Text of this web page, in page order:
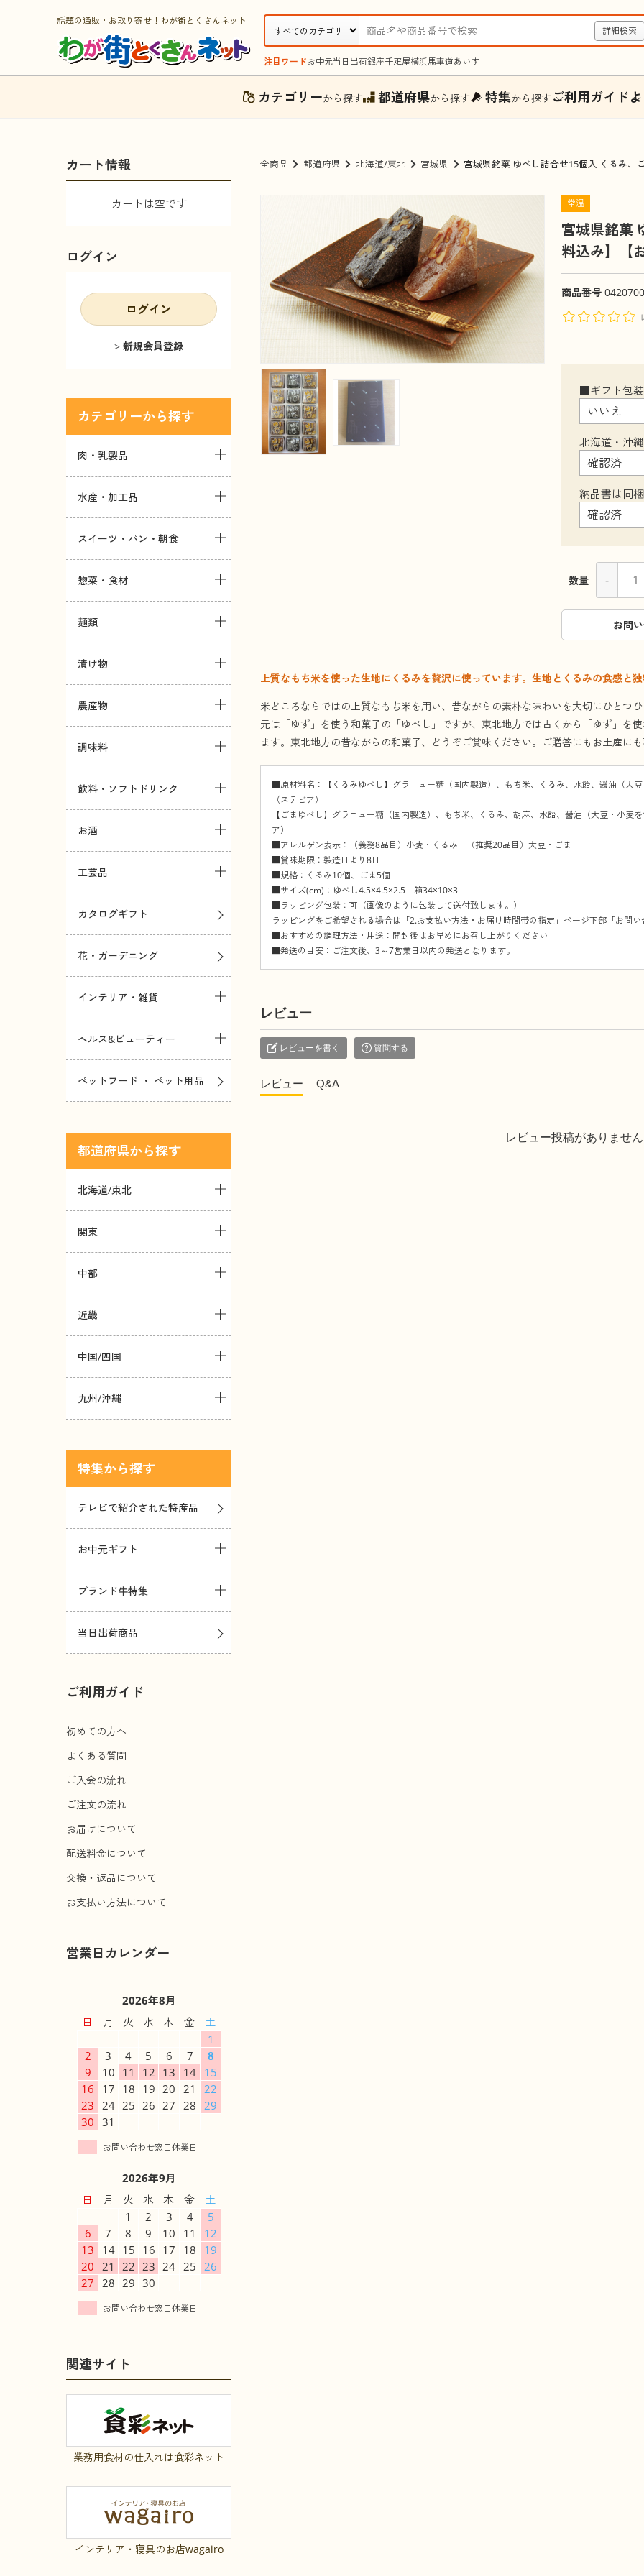
話題の通販・お取り寄せ！わが街とくさんネット
詳細検索
注目ワードお中元当日出荷銀座千疋屋横浜馬車道あいす
カテゴリーから探す 都道府県から探す 特集から探す ご利用ガイド
全商品 都道府県 北海道/東北 宮城県 宮城県銘菓 ゆべし詰合せ15個入 くるみ、
常温
宮城県銘菓
料込み】【
商品番号
■ギフト包
北海道・沖
納品書は同
数量 -
お問
上質なもち米を使った生地にくるみを贅沢に使っています。生地とくるみの食感と
米どころならではの上質なもち米を用い、昔ながらの素朴な味わいを大切にひとつ
元は「ゆず」を使う和菓子の「ゆべし」ですが、東北地方では古くから「ゆず」を
ます。東北地方の昔ながらの和菓子、どうぞご賞味ください。ご贈答にもお土産に
■原材料名：【くるみゆべし】グラニュー糖（国内製造）、もち米、くるみ、水飴、醤油（大
（ステビア）
【ごまゆべし】グラニュー糖（国内製造）、もち米、くるみ、胡麻、水飴、醤油（大豆・小
ア）
■アレルゲン表示：（義務8品目）小麦・くるみ （推奨20品目）大豆・ごま
■賞味期限：製造日より8日
■規格：くるみ10個、ごま5個
■サイズ(cm)：ゆべし4.5×4.5×2.5 箱34×10×3
■ラッピング包装：可（画像のように包装して送付致します。）
ラッピングをご希望される場合は「2.お支払い方法・お届け時間帯の指定」ページ下部「お問
■おすすめの調理方法・用途：開封後はお早めにお召し上がりください
■発送の目安：ご注文後、3～7営業日以内の発送となります。
レビュー
レビューを書く 質問する
レビュー Q&A
レビュー投稿がありませ
カート情報
カートは空です
ログイン
ログイン
新規会員登録
カテゴリー
肉・乳製品
水産・加工品
スイーツ・パン・朝食
惣菜・食材
麺類
漬け物
農産物
調味料
飲料・ソフトドリンク
お酒
工芸品
カタログギフト
花・ガーデニング
インテリア・雑貨
ヘルス&ビューティー
ペットフード ・ ペット用品
都道府県
北海道/東北
関東
中部
近畿
中国/四国
九州/沖縄
特集
テレビで紹介された特産品
お中元ギフト
ブランド牛特集
当日出荷商品
ご利用ガイド
初めての方へ
よくある質問
ご入会の流れ
ご注文の流れ
お届けについて
配送料金について
交換・返品について
お支払い方法について
2026年8月
日
月 火 水 木 金
土
1
2
3 4 5 6 7
8
9
10 11 12 13 14 15
16
17 18 19 20 21
22
23
24 25 26 27 28
29
30 31
2026年9月
日
月 火 水 木 金
土
1
2 3 4
5
6
7 8 9 10 11
12
13
14 15 16 17 18
19
20
21 22 23 24 25
26
27
28 29 30
関連サイト
業務用食材の仕入れは食彩ネット
インテリア・寝具のお店wagairo